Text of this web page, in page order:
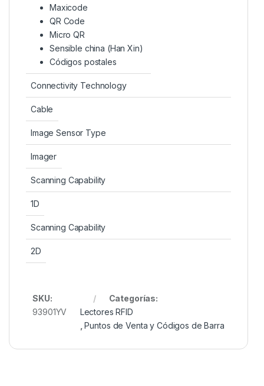
Maxicode
QR Code
Micro QR
Sensible china (Han Xin)
Códigos postales
Connectivity Technology
Cable
Image Sensor Type
Imager
Scanning Capability
1D
Scanning Capability
2D
SKU:
93901YV
Categorías:
Lectores RFID
,Puntos de Venta y Códigos de Barra